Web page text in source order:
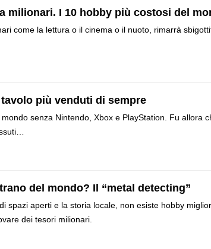
milionari. I 10 hobby più costosi del
come la lettura o il cinema o il nuoto, rimarrà
più venduti di sempre
mondo senza Nintendo, Xbox e PlayStation. Fu allora
del mondo? Il “metal detecting”
spazi aperti e la storia locale, non esiste hobby
dei tesori milionari.